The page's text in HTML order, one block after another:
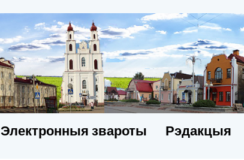
Электронныя звароты Рэдакцыя